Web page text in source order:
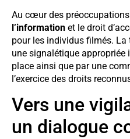
Au cœur des
l’information et le droit
pour les individus filmés. La
une signalétique
place ainsi que par une
l’exercice des droits
Vers une
un dialogue